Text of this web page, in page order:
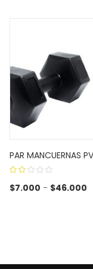
PAR MANCUERNAS
2.00
$7.000 - $46.000